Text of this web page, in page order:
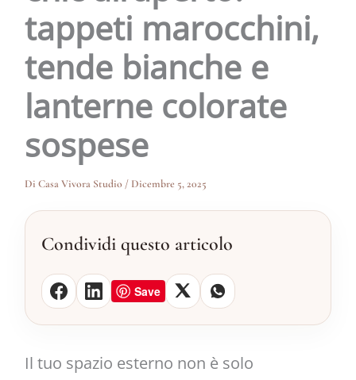
tappeti marocchini,
tende bianche e
lanterne colorate
sospese
Di Casa Vivora Studio/ Dicembre 5, 2025
Condividi questo articolo
Save
Il tuo spazio esterno non è solo